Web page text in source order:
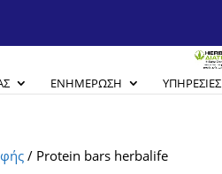
ΕΝΗΜΈΡΩΣΗ ΥΠΗΡΕΣΊΕΣ
/ Protein bars herbalife